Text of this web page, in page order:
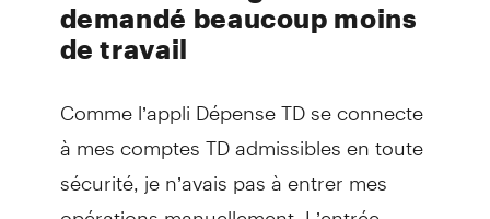
demandé beaucoup moins
de travail
Comme l’appli Dépense TD se connecte
à mes comptes TD admissibles en toute
sécurité, je n’avais pas à entrer mes
opérations manuellement. L’entrée